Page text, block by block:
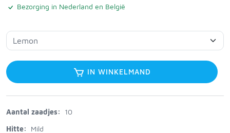
Bezorging in Nederland en België
IN WINKELMAND
Aantal zaadjes:
10
Hitte:
Mild